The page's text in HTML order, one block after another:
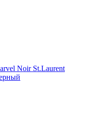
Noir St.Laurent